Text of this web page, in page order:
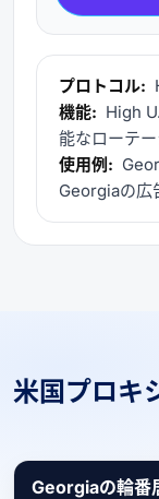
プロトコル:
機能: High
能なローテ
使用例:
Georgiaの広
米国プロキ
Georgiaの輪番